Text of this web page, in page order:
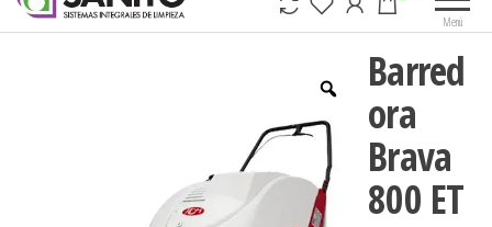
Menú
Barred
ora
Brava
800 ET